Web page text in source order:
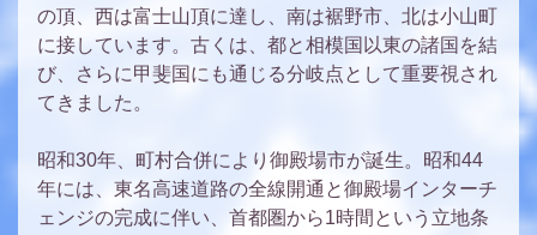
の頂、西は富士山頂に達し、南は裾野市、北は小山町
に接しています。古くは、都と相模国以東の諸国を結
び、さらに甲斐国にも通じる分岐点として重要視され
てきました。
昭和30年、町村合併により御殿場市が誕生。昭和44
年には、東名高速道路の全線開通と御殿場インターチ
ェンジの完成に伴い、首都圏から1時間という立地条